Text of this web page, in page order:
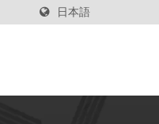
日本語